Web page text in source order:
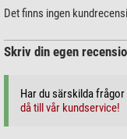
Det finns ingen
Skriv din egen
Har du särskilda
då till vår kundservice!